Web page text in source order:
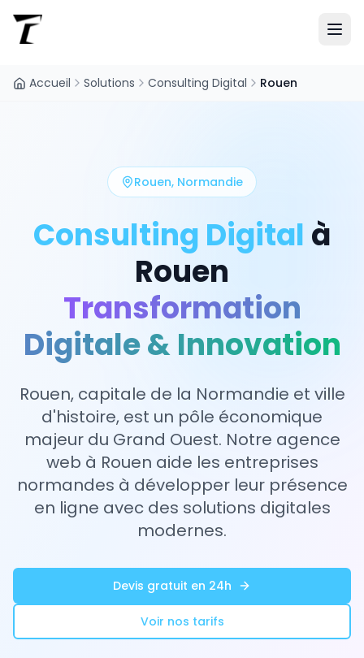
Accueil Solutions Consulting Digital Rouen
Rouen, Normandie
Consulting Digital à
Rouen
Transformation
Digitale & Innovation
Rouen, capitale de la Normandie et ville
d'histoire, est un pôle économique
majeur du Grand Ouest. Notre agence
web à Rouen aide les entreprises
normandes à développer leur présence
en ligne avec des solutions digitales
modernes.
Devis gratuit en 24h
Voir nos tarifs